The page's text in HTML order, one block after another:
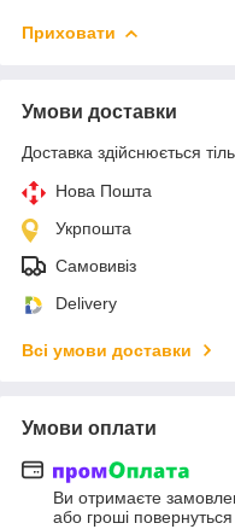
Приховати
Умови доставки
Доставка здійснюється
Нова Пошта
Укрпошта
Самовивіз
Delivery
Всі умови доставки
Умови оплати
Ви отримаєте
або гроші